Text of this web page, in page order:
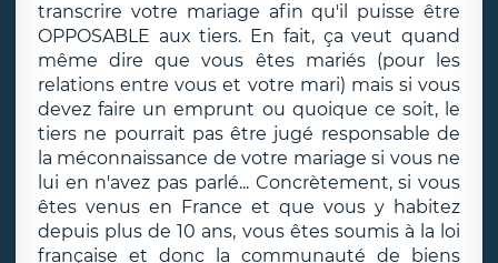
transcrire votre mariage afin qu'il puisse être
OPPOSABLE aux tiers. En fait, ça veut quand
même dire que vous êtes mariés (pour les
relations entre vous et votre mari) mais si vous
devez faire un emprunt ou quoique ce soit, le
tiers ne pourrait pas être jugé responsable de
la méconnaissance de votre mariage si vous ne
lui en n'avez pas parlé... Concrètement, si vous
êtes venus en France et que vous y habitez
depuis plus de 10 ans, vous êtes soumis à la loi
française et donc la communauté de biens